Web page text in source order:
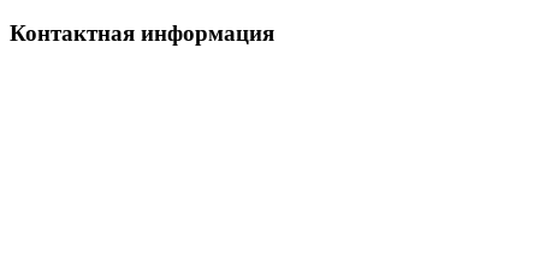
Контактная информация